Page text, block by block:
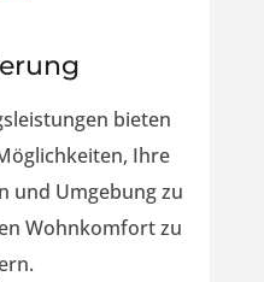
bieten
Ihre
und Umgebung zu
Wohnkomfort zu